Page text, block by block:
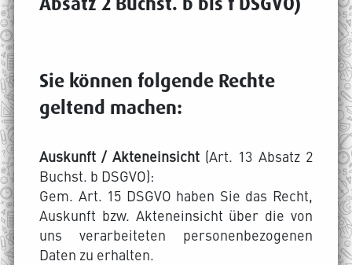
Sie können folgende Rechte
geltend machen:
Auskunft / Akteneinsicht(Art. 13 Absatz 2
Buchst. b DSGVO):
Gem. Art. 15 DSGVO haben Sie das Recht,
Auskunft bzw. Akteneinsicht über die von
uns verarbeiteten personenbezogenen
Daten zu erhalten.